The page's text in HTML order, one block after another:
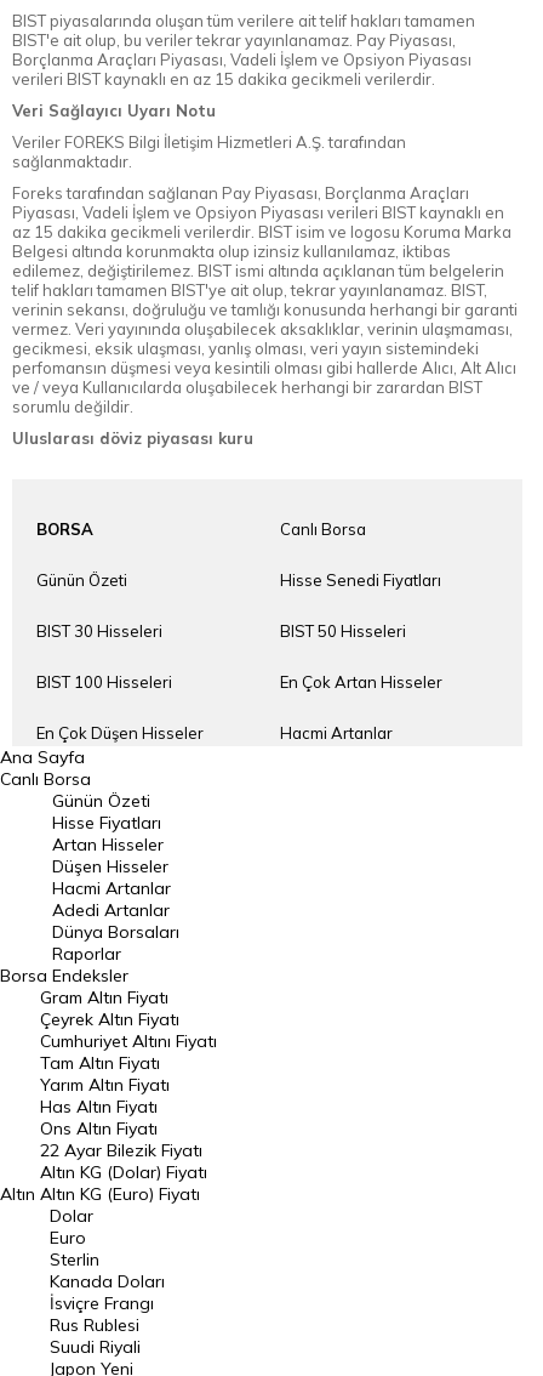
BIST piyasalarında oluşan tüm verilere ait telif hakları tamamen
BIST'e ait olup, bu veriler tekrar yayınlanamaz. Pay Piyasası,
Borçlanma Araçları Piyasası, Vadeli İşlem ve Opsiyon Piyasası
verileri BIST kaynaklı en az 15 dakika gecikmeli verilerdir.
Veri Sağlayıcı Uyarı Notu
Veriler FOREKS Bilgi İletişim Hizmetleri A.Ş. tarafından
sağlanmaktadır.
Foreks tarafından sağlanan Pay Piyasası, Borçlanma Araçları
Piyasası, Vadeli İşlem ve Opsiyon Piyasası verileri BIST kaynaklı en
az 15 dakika gecikmeli verilerdir. BIST isim ve logosu Koruma Marka
Belgesi altında korunmakta olup izinsiz kullanılamaz, iktibas
edilemez, değiştirilemez. BIST ismi altında açıklanan tüm belgelerin
telif hakları tamamen BIST'ye ait olup, tekrar yayınlanamaz. BIST,
verinin sekansı, doğruluğu ve tamlığı konusunda herhangi bir garanti
vermez. Veri yayınında oluşabilecek aksaklıklar, verinin ulaşmaması,
gecikmesi, eksik ulaşması, yanlış olması, veri yayın sistemindeki
perfomansın düşmesi veya kesintili olması gibi hallerde Alıcı, Alt Alıcı
ve / veya Kullanıcılarda oluşabilecek herhangi bir zarardan BIST
sorumlu değildir.
Uluslarası döviz piyasası kuru
BORSA Canlı Borsa
Günün Özeti Hisse Senedi Fiyatları
BIST 30 Hisseleri BIST 50 Hisseleri
BIST 100 Hisseleri En Çok Artan Hisseler
En Çok Düşen Hisseler Hacmi Artanlar
Geçmiş Kapanışlar
Raporlar
DÖVİZ
Dolar Kuru
Pound Kuru
Riyal Kuru
Danimarka Kronu Kuru
Norveç Kronu Kuru
Japon Yeni Kuru
Merkez Bankası Döviz Kurları
ALTIN
Gram Altın Fiyatı
Ana Sayfa
Canlı Borsa
Borsa
Günün Özeti
Hisse Fiyatları
Artan Hisseler
Düşen Hisseler
Hacmi Artanlar
Adedi Artanlar
Dünya Borsaları
Raporlar
Endeksler
Altın
Gram Altın Fiyatı
Çeyrek Altın Fiyatı
Cumhuriyet Altını Fiyatı
Tam Altın Fiyatı
Yarım Altın Fiyatı
Has Altın Fiyatı
Ons Altın Fiyatı
22 Ayar Bilezik Fiyatı
Altın KG (Dolar) Fiyatı
Altın KG (Euro) Fiyatı
Dolar
Euro
Sterlin
Kanada Doları
İsviçre Frangı
Rus Rublesi
Suudi Riyali
Japon Yeni